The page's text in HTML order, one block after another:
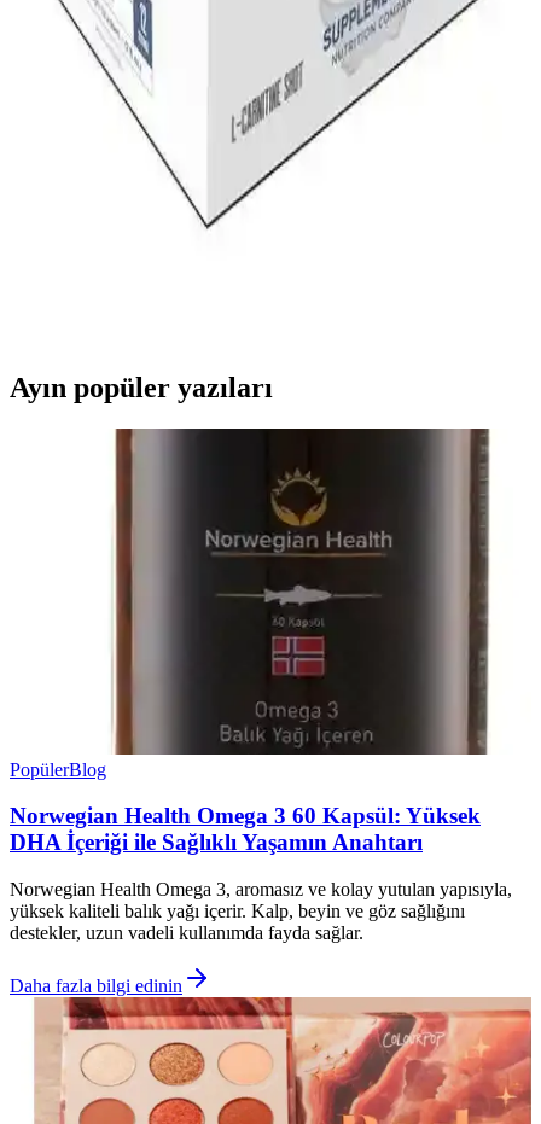
Bigjoy Sports L-Carnitine ve Hardline Thermo L-
Karnitin Karşılaştırması
Bu makalede Bigjoy Sports L-Carnitine ve Hardline Thermo L-
Karnitin ürünlerinin özellikleri, kullanıcı yorumları ve karşılaştırması
detaylı şekilde inceleniyor. Hangi ürünün ihtiyaçlara daha uygun
L-Carnitine Shot 3000 Mg ile Enerji ve Yağ
Yakımını Destekleyen Pratik Takviye
Ayın popüler yazıları
PopülerBlog
Norwegian Health Omega 3 60 Kapsül: Yüksek
DHA İçeriği ile Sağlıklı Yaşamın Anahtarı
Norwegian Health Omega 3, aromasız ve kolay yutulan yapısıyla,
yüksek kaliteli balık yağı içerir. Kalp, beyin ve göz sağlığını
destekler, uzun vadeli kullanımda fayda sağlar.
Daha fazla bilgi edinin